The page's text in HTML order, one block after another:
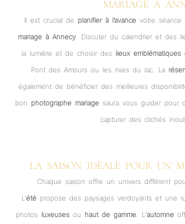
MARIAGE À
Il est crucial de planifier à l’avancevotre séance
mariage à Annecy. Discuter du calendrier et des
la lumière et de choisir des lieux emblématiques
Pont des Amours ou les rives du lac. La
également de bénéficier des meilleures
bon photographe mariagesaura vous guider pour
capturer des clichés
LA SAISON IDÉALE POUR UN
Chaque saison offre un univers différent
L’étépropose des paysages verdoyants et une
photos luxeusesou haut de gamme. L’automne